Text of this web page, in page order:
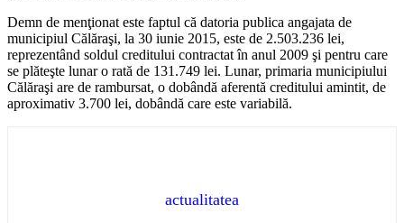
Demn de menţionat este faptul că datoria publica angajata de
municipiul Călăraşi, la 30 iunie 2015, este de 2.503.236 lei,
reprezentând soldul creditului contractat în anul 2009 şi pentru care
se plăteşte lunar o rată de 131.749 lei. Lunar, primaria municipiului
Călăraşi are de rambursat, o dobândă aferentă creditului amintit, de
aproximativ 3.700 lei, dobândă care este variabilă.
actualitatea